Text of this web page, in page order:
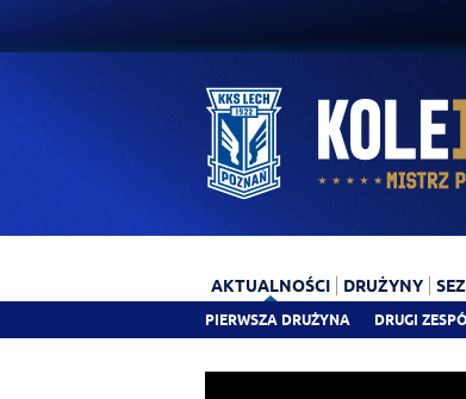
AKTUALNOŚCI
PIERWSZA DRUŻYNA DRUGI
DRUŻYNY